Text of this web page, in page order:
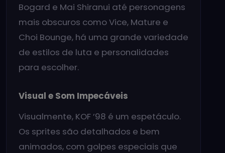
Bogard e Mai Shiranui até personagens
mais obscuros como Vice, Mature e
Choi Bounge, há uma grande variedade
de estilos de luta e personalidades
para escolher.
Visual e Som Impecáveis
Visualmente, KOF ’98 é um espetáculo.
Os sprites são detalhados e bem
animados, com golpes especiais que